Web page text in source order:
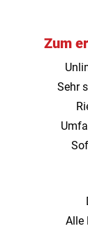
Zum
Sehr
Alle